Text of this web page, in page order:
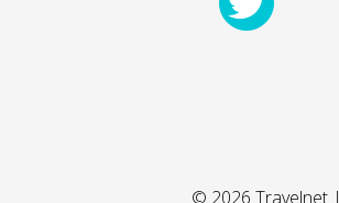
© 2026 Travelnet |